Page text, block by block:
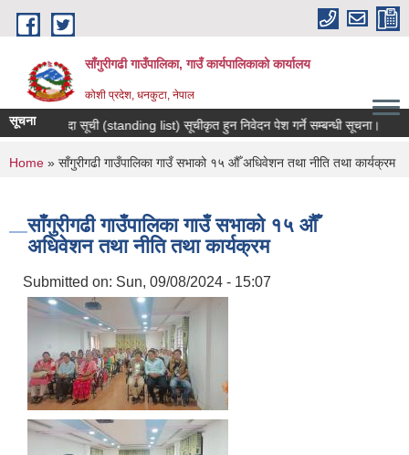
Skip to main content
साँगुरीगढी गाउँपालिका, गाउँ कार्यपालिकाको कार्यालय
कोशी प्रदेश, धनकुटा, नेपाल
सूचनामौजुदा सूची (standing list) सूचीकृत हुन निवेदन पेश गर्ने सम्बन्धी सूचना।
You are here
Home » साँगुरीगढी गाउँपालिका गाउँ सभाको १५ औँ अधिवेशन तथा नीति तथा कार्यक्रम
साँगुरीगढी गाउँपालिका गाउँ सभाको १५ औँ
अधिवेशन तथा नीति तथा कार्यक्रम
Submitted on: Sun, 09/08/2024 - 15:07